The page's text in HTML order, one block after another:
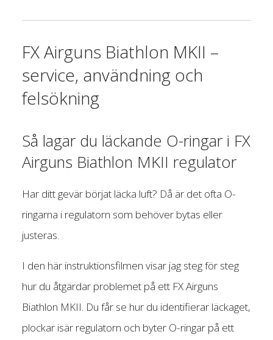
FX Airguns Biathlon MKII –
service, användning och
felsökning
Så lagar du läckande O-ringar i FX
Airguns Biathlon MKII regulator
Har ditt gevär börjat läcka luft? Då är det ofta O-
ringarna i regulatorn som behöver bytas eller
justeras.
I den här instruktionsfilmen visar jag steg för steg
hur du åtgärdar problemet på ett FX Airguns
Biathlon MKII. Du får se hur du identifierar läckaget,
plockar isär regulatorn och byter O-ringar på ett